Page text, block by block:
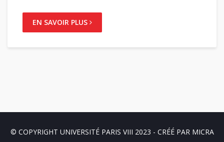
EN SAVOIR PLUS
© COPYRIGHT UNIVERSITÉ PARIS VIII 2023 - CRÉÉ PAR MICRA